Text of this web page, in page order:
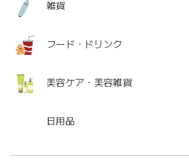
雑貨
フード・ドリンク
美容ケア・美容雑貨
日用品